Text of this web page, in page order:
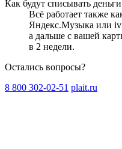
Как будут списывать
Всё работает также
Яндекс.Музыка или
а дальше с вашей
в 2 недели.
Остались вопросы?
8 800 302-02-51 plait.ru